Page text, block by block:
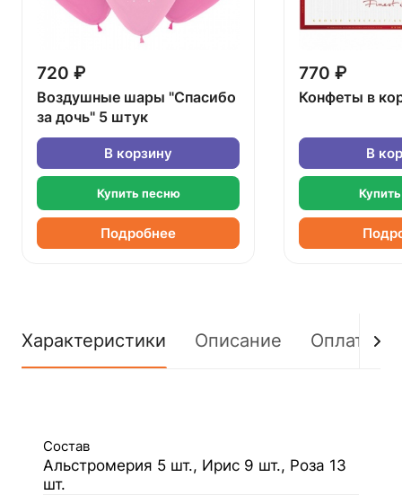
720 ₽
Воздушные шары "Спасибо
за дочь" 5 штук
В корзину
Купить песню
Подробнее
770 ₽
Конфеты в
В
Характеристики Описание Оплата
Состав
Альстромерия 5 шт., Ирис 9 шт., Роза 13
шт.